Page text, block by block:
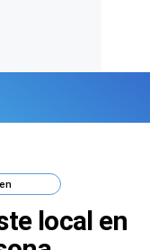
local en